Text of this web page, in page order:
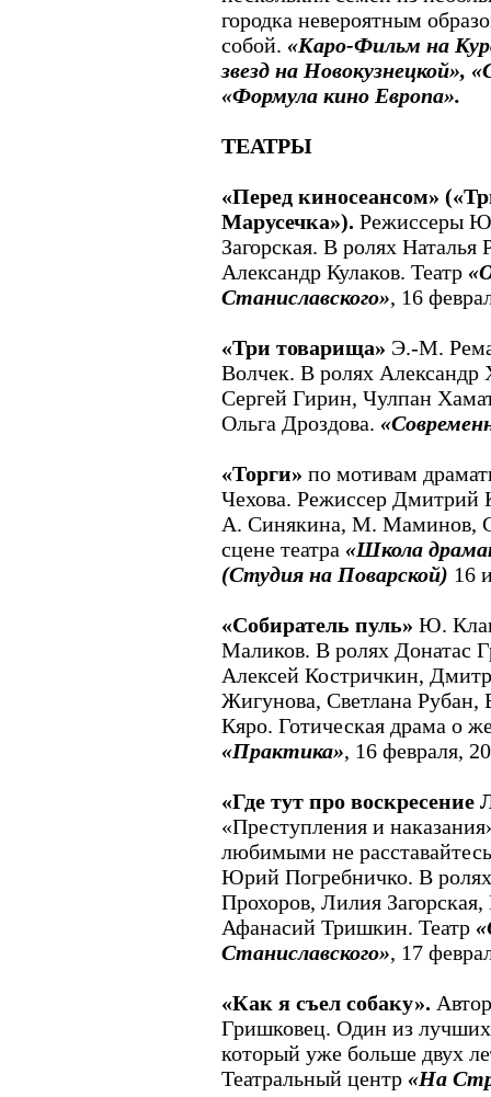
городка невероятным
собой. «Каро-Фильм на
звезд на Новокузнецкой»,
«Формула кино Европа».
ТЕАТРЫ
«Перед киносеансом»
Марусечка»). Режиссеры
Загорская. В ролях
Александр Кулаков. Театр
Станиславского», 16
«Три товарища» Э.-М.
Волчек. В ролях
Сергей Гирин, Чулпан
Ольга Дроздова.
«Торги» по мотивам
Чехова. Режиссер Дмитрий
А. Синякина, М. Маминов,
сцене театра «Школа
(Студия на Поварской) 16
«Собиратель пуль» Ю.
Маликов. В ролях Донатас
Алексей Костричкин,
Жигунова, Светлана
Кяро. Готическая драма о
«Практика», 16 февраля,
«Где тут про воскресение
«Преступления и
любимыми не
Юрий Погребничко. В
Прохоров, Лилия
Афанасий Тришкин. Театр
Станиславского», 17
«Как я съел собаку».
Гришковец. Один из
который уже больше двух
Театральный центр «На